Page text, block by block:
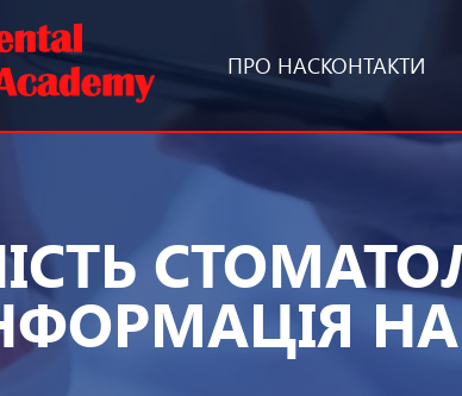
ПРО НАСКОНТАКТИ
НА